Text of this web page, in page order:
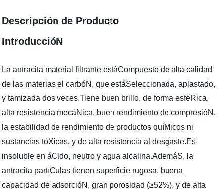
Descripción de Producto
IntroduccióN
La antracita material filtrante estáCompuesto de alta calidad
de las materias el carbóN, que estáSeleccionada, aplastado,
y tamizada dos veces.Tiene buen brillo, de forma esféRica,
alta resistencia mecáNica, buen rendimiento de compresióN,
la estabilidad de rendimiento de productos quíMicos ni
sustancias tóXicas, y de alta resistencia al desgaste.Es
insoluble en áCido, neutro y agua alcalina.AdemáS, la
antracita partíCulas tienen superficie rugosa, buena
capacidad de adsorcióN, gran porosidad (≥52%), y de alta